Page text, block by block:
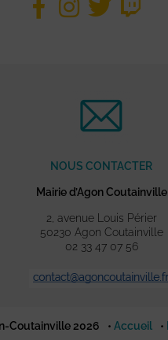
NOUS CONTACTER
Mairie d’Agon Coutainville
2, avenue Louis Périer
50230 Agon Coutainville
02 33 47 07 56
Coutainville 2026 Accueil